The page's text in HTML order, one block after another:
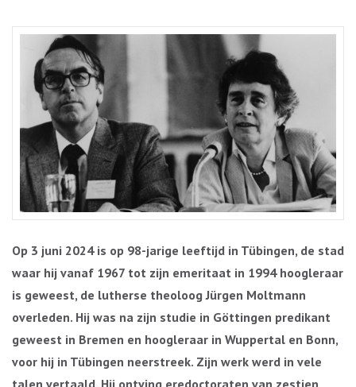
Op 3 juni 2024 is op 98-jarige leeftijd in Tübingen, de stad
waar hij vanaf 1967 tot zijn emeritaat in 1994 hoogleraar
is geweest, de lutherse theoloog Jürgen Moltmann
overleden. Hij was na zijn studie in Göttingen predikant
geweest in Bremen en hoogleraar in Wuppertal en Bonn,
voor hij in Tübingen neerstreek. Zijn werk werd in vele